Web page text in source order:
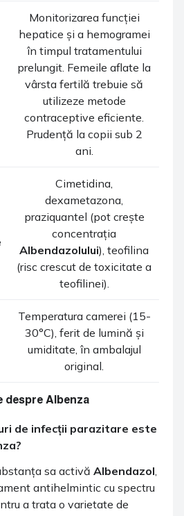
Monitorizarea funcției
hepatice și a hemogramei
în timpul tratamentului
prelungit. Femeile aflate la
vârsta fertilă trebuie să
utilizeze metode
contraceptive eficiente.
Prudență la copii sub 2
ani.
Cimetidina,
dexametazona,
praziquantel (pot crește
concentrația
Albendazolului), teofilina
(risc crescut de toxicitate a
teofilinei).
Temperatura camerei (15-
30°C), ferit de lumină și
umiditate, în ambalajul
original.
despre Albenza
de infecții parazitare este
?
sa activă Albendazol
antihelmintic cu spectru
a trata o varietate de